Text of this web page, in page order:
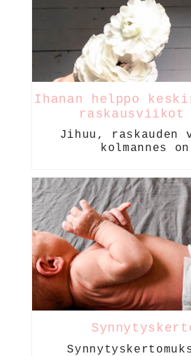
Ihanan helppo
raskausviikot
Jihuu, raskauden
kolmannes